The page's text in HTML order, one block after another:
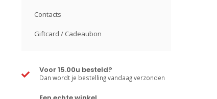
Contacts
Giftcard / Cadeaubon
Voor 15.00u besteld?
Dan wordt je bestelling vandaag verzonden